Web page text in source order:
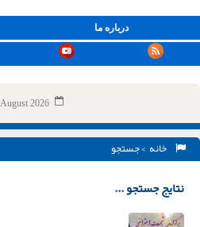
درباره ما
2026
خانه > جستجو
نتایج جستجو ...